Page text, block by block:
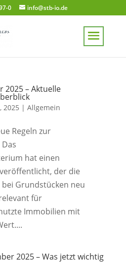
0 info@stb-io.de
2025 – Aktuelle
2025 | Allgemein
Regeln zur
hat einen
der die
Grundstücken neu
für
Immobilien mit
2025 – Was jetzt wichtig